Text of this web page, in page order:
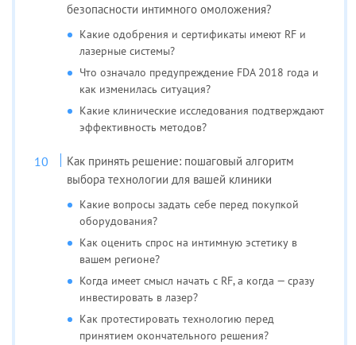
безопасности интимного омоложения?
Какие одобрения и сертификаты имеют RF и
лазерные системы?
Что означало предупреждение FDA 2018 года и
как изменилась ситуация?
Какие клинические исследования подтверждают
эффективность методов?
Как принять решение: пошаговый алгоритм
выбора технологии для вашей клиники
Какие вопросы задать себе перед покупкой
оборудования?
Как оценить спрос на интимную эстетику в
вашем регионе?
Когда имеет смысл начать с RF, а когда — сразу
инвестировать в лазер?
Как протестировать технологию перед
принятием окончательного решения?